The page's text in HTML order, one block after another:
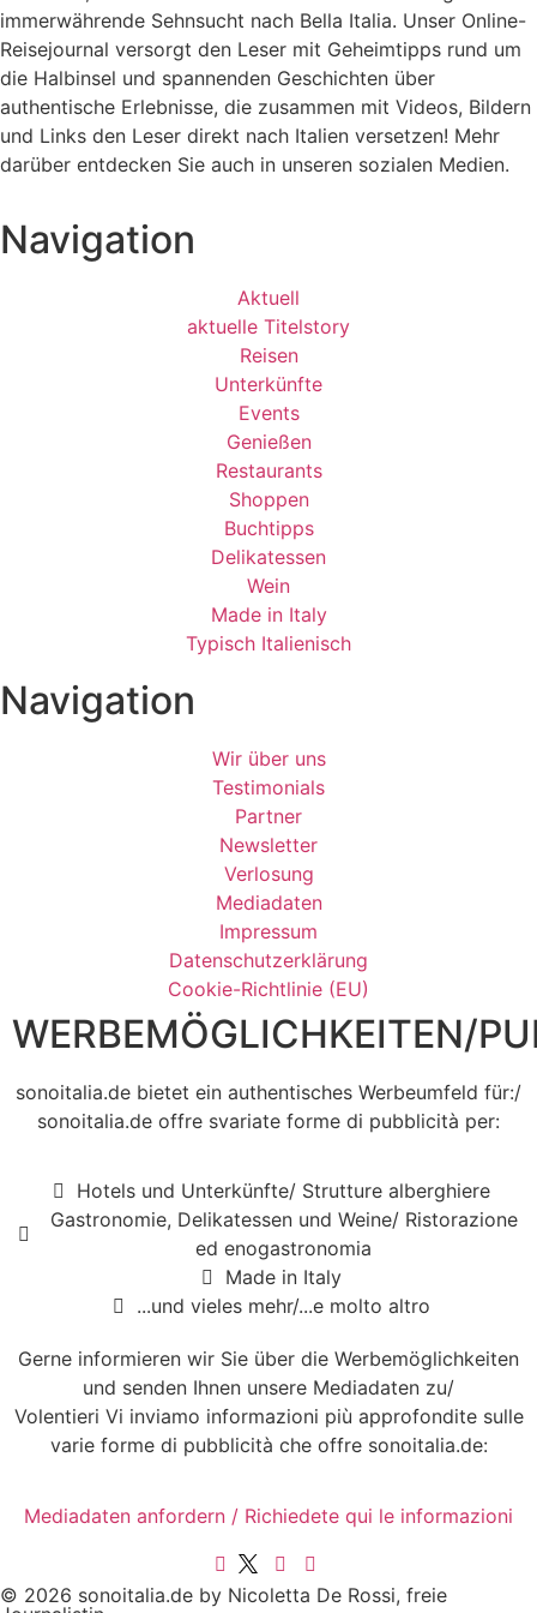
immerwährende Sehnsucht nach Bella Italia. Unser Online-
Reisejournal versorgt den Leser mit Geheimtipps rund um
die Halbinsel und spannenden Geschichten über
authentische Erlebnisse, die zusammen mit Videos, Bildern
und Links den Leser direkt nach Italien versetzen! Mehr
darüber entdecken Sie auch in unseren sozialen Medien.
Navigation
Aktuell
aktuelle Titelstory
Reisen
Unterkünfte
Events
Genießen
Restaurants
Shoppen
Buchtipps
Delikatessen
Wein
Made in Italy
Typisch Italienisch
Navigation
Wir über uns
Testimonials
Partner
Newsletter
Verlosung
Mediadaten
Impressum
Datenschutzerklärung
Cookie-Richtlinie (EU)
WERBEMÖGLICHKEITEN/
sonoitalia.de bietet ein authentisches Werbeumfeld für:/
sonoitalia.de offre svariate forme di pubblicità per:
Hotels und Unterkünfte/ Strutture alberghiere
Gastronomie, Delikatessen und Weine/ Ristorazione
ed enogastronomia
Made in Italy
...und vieles mehr/...e molto altro
Gerne informieren wir Sie über die Werbemöglichkeiten
und senden Ihnen unsere Mediadaten zu/
Volentieri Vi inviamo informazioni più approfondite sulle
varie forme di pubblicità che offre sonoitalia.de:
Mediadaten anfordern / Richiedete qui le informazioni
© 2026 sonoitalia.de by Nicoletta De Rossi, freie